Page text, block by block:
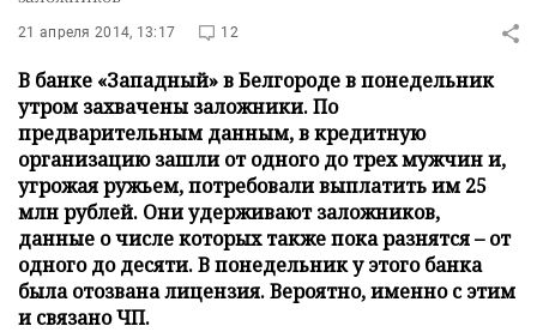
21 апреля 2014, 13:17 12
В банке «Западный» в Белгороде в понедельник
утром захвачены заложники. По
предварительным данным, в кредитную
организацию зашли от одного до трех мужчин и,
угрожая ружьем, потребовали выплатить им 25
млн рублей. Они удерживают заложников,
данные о числе которых также пока разнятся – от
одного до десяти. В понедельник у этого банка
была отозвана лицензия. Вероятно, именно с этим
и связано ЧП.